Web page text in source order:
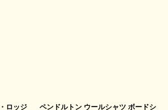
ロッジ
ペンドルトン ウールシャツ ボードシ